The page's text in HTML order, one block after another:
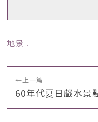
地景 ﹒
←上一篇
60年代夏日戲水景